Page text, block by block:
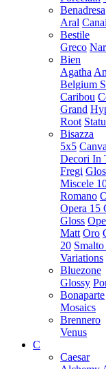
Benadresa
Aral
Bestile
Greco
Bien
Agatha
Belgium
Caribou
Grand
Root
Bisazza
5x5
Decori In
Fregi
Miscele
Romano
Opera 15
Gloss
Matt Oro
20
Variations
Bluezone
Glossy
Bonaparte
Mosaics
Brennero
Venus
C
Caesar